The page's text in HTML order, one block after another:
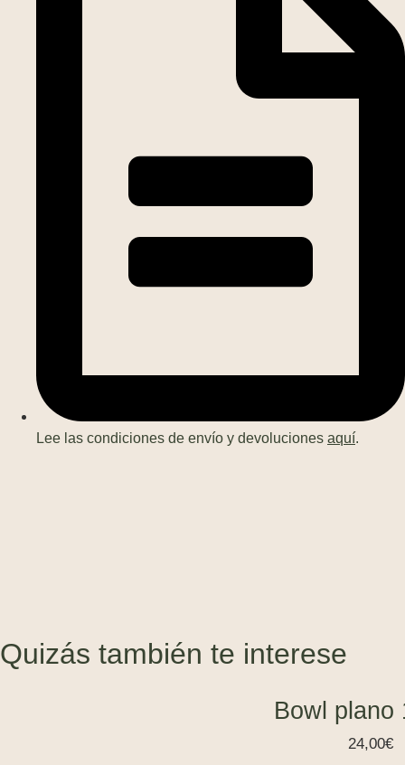
Lee las condiciones de envío y devoluciones aquí.
Quizás también te interese
Bowl plano
24,00€